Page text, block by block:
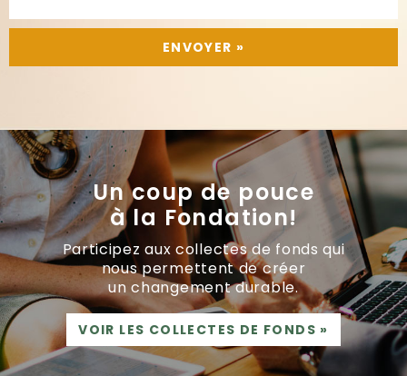
Un coup de pouce
à la Fondation!
Participez aux collectes de fonds qui
nous permettent de créer
un changement durable.
VOIR LES COLLECTES DE FONDS »